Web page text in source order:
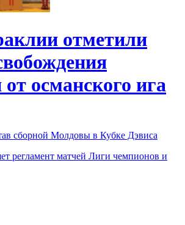
отметили
османского ига
сборной Молдовы в Кубке Дэвиса
регламент матчей Лиги чемпионов и